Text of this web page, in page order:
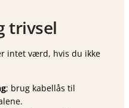
trivsel
intet værd, hvis du ikke
; brug kabellås til